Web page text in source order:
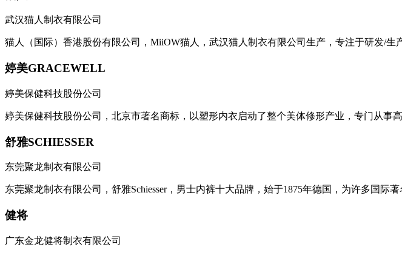
武汉猫人制衣有限公司
猫人（国际）香港股份有限公司，MiiOW猫人，武汉猫人制衣有限公司生产，专注于研发/生
婷美GRACEWELL
婷美保健科技股份公司
婷美保健科技股份公司，北京市著名商标，以塑形内衣启动了整个美体修形产业，专门从事
舒雅SCHIESSER
东莞聚龙制衣有限公司
东莞聚龙制衣有限公司，舒雅Schiesser，男士内裤十大品牌，始于1875年德国，为许多国际
健将
广东金龙健将制衣有限公司